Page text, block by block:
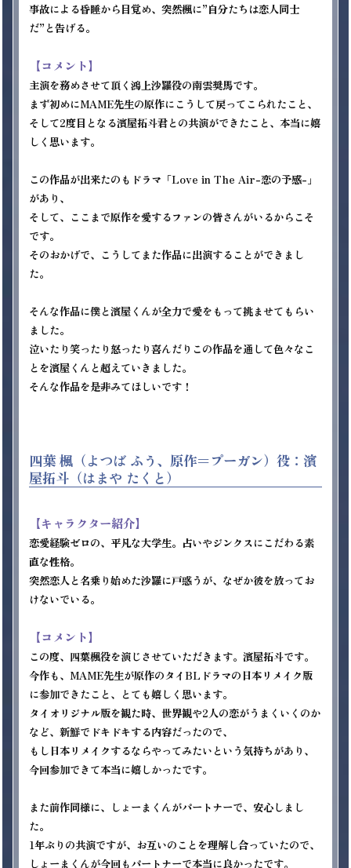
事故による昏睡から目覚め、突然楓に”自分たちは恋人同士
だ”と告げる。
【コメント】
主演を務めさせて頂く鴻上沙羅役の南雲奨馬です。
まず初めにMAME先生の原作にこうして戻ってこられたこと、
そして2度目となる濱屋拓斗君との共演ができたこと、本当に嬉
しく思います。
この作品が出来たのもドラマ「Love in The Air-恋の予感-」
があり、
そして、ここまで原作を愛するファンの皆さんがいるからこそ
です。
そのおかげで、こうしてまた作品に出演することができまし
た。
そんな作品に僕と濱屋くんが全力で愛をもって挑ませてもらい
ました。
泣いたり笑ったり怒ったり喜んだりこの作品を通して色々なこ
とを濱屋くんと超えていきました。
そんな作品を是非みてほしいです！
四葉 楓（よつば ふう、原作＝プーガン）役：濱
屋拓斗（はまや たくと）
【キャラクター紹介】
恋愛経験ゼロの、平凡な大学生。占いやジンクスにこだわる素
直な性格。
突然恋人と名乗り始めた沙羅に戸惑うが、なぜか彼を放ってお
けないでいる。
【コメント】
この度、四葉楓役を演じさせていただきます。濱屋拓斗です。
今作も、MAME先生が原作のタイBLドラマの日本リメイク版
に参加できたこと、とても嬉しく思います。
タイオリジナル版を観た時、世界観や2人の恋がうまくいくのか
など、新鮮でドキドキする内容だったので、
もし日本リメイクするならやってみたいという気持ちがあり、
今回参加できて本当に嬉しかったです。
また前作同様に、しょーまくんがパートナーで、安心しまし
た。
1年ぶりの共演ですが、お互いのことを理解し合っていたので、
しょーまくんが今回もパートナーで本当に良かったです。